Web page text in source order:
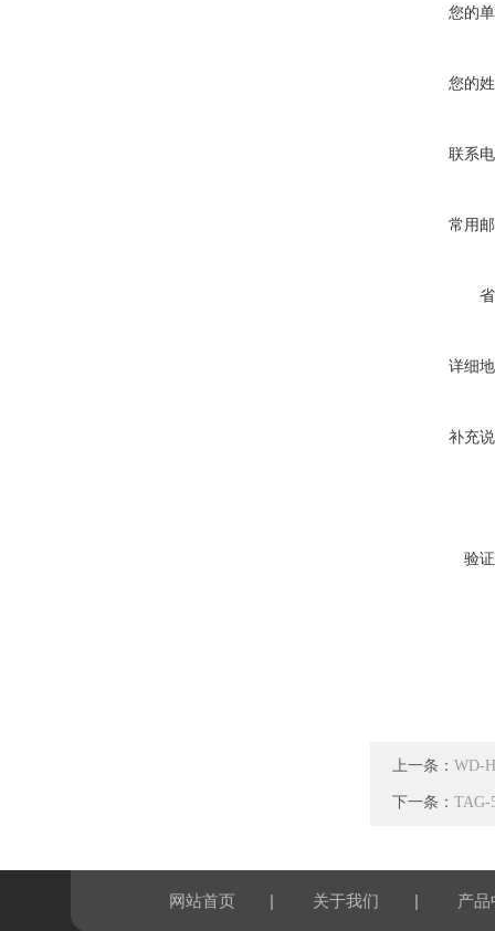
您的
您的
联系
常用
详细
补充
验
上一条： WD-
下一条： TAG-
网站首页 | 关于我们 | 产品